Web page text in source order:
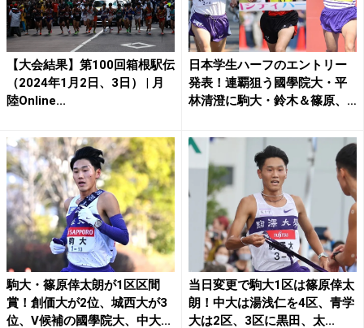
【大会結果】第100回箱根駅伝
（2024年1月2日、3日） | 月
陸Online...
日本学生ハーフのエントリー
発表！連覇狙う國學院大・平
林清澄に駒大・鈴木＆篠原、
駒大・篠原倖太朗が1区区間
賞！創価大が2位、城西大が3
位、V候補の國學院大、中大...
当日変更で駒大1区は篠原倖太
朗！中大は湯浅仁を4区、青学
大は2区、3区に黒田、太...